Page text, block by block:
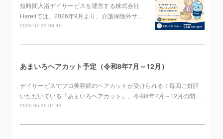
短時間入浴デイサービスを運営する株式会社
Harellでは、2026年9月より、介護保険外サ…
2026.07.31 08:45
あまいろヘアカット予定（令和8年7月～12月）
デイサービスでプロ美容師のヘアカットが受けられる！毎回ご好評
いただいている「あまいろヘアカット」。令和8年7月～12月の開…
2026.05.30 04:43